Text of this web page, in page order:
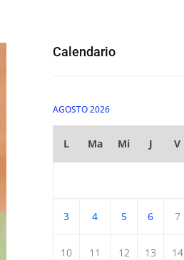
Calendario
AGOSTO 2026
L Ma Mi J V
3 4 5 6 7
10 11 12 13 14